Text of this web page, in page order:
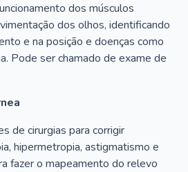
dos músculos
dos olhos, identificando
e na posição e doenças como
Pode ser chamado de exame de
de cirurgias para corrigir
hipermetropia, astigmatismo e
fazer o mapeamento do relevo